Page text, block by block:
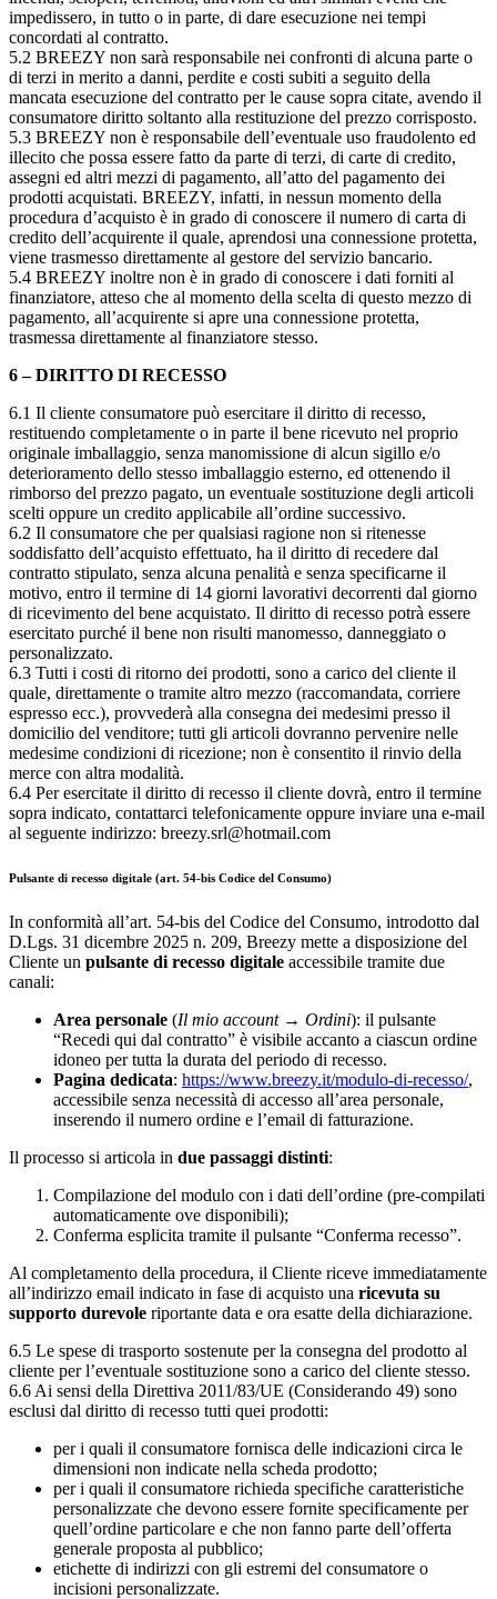
impedissero, in tutto o in parte, di dare esecuzione nei tempi
concordati al contratto.
5.2 BREEZY non sarà responsabile nei confronti di alcuna parte o
di terzi in merito a danni, perdite e costi subiti a seguito della
mancata esecuzione del contratto per le cause sopra citate, avendo il
consumatore diritto soltanto alla restituzione del prezzo corrisposto.
5.3 BREEZY non è responsabile dell’eventuale uso fraudolento ed
illecito che possa essere fatto da parte di terzi, di carte di credito,
assegni ed altri mezzi di pagamento, all’atto del pagamento dei
prodotti acquistati. BREEZY, infatti, in nessun momento della
procedura d’acquisto è in grado di conoscere il numero di carta di
credito dell’acquirente il quale, aprendosi una connessione protetta,
viene trasmesso direttamente al gestore del servizio bancario.
5.4 BREEZY inoltre non è in grado di conoscere i dati forniti al
finanziatore, atteso che al momento della scelta di questo mezzo di
pagamento, all’acquirente si apre una connessione protetta,
trasmessa direttamente al finanziatore stesso.
6 – DIRITTO DI RECESSO
6.1 Il cliente consumatore può esercitare il diritto di recesso,
restituendo completamente o in parte il bene ricevuto nel proprio
originale imballaggio, senza manomissione di alcun sigillo e/o
deterioramento dello stesso imballaggio esterno, ed ottenendo il
rimborso del prezzo pagato, un eventuale sostituzione degli articoli
scelti oppure un credito applicabile all’ordine successivo.
6.2 Il consumatore che per qualsiasi ragione non si ritenesse
soddisfatto dell’acquisto effettuato, ha il diritto di recedere dal
contratto stipulato, senza alcuna penalità e senza specificarne il
motivo, entro il termine di 14 giorni lavorativi decorrenti dal giorno
di ricevimento del bene acquistato. Il diritto di recesso potrà essere
esercitato purché il bene non risulti manomesso, danneggiato o
personalizzato.
6.3 Tutti i costi di ritorno dei prodotti, sono a carico del cliente il
quale, direttamente o tramite altro mezzo (raccomandata, corriere
espresso ecc.), provvederà alla consegna dei medesimi presso il
domicilio del venditore; tutti gli articoli dovranno pervenire nelle
medesime condizioni di ricezione; non è consentito il rinvio della
merce con altra modalità.
6.4 Per esercitate il diritto di recesso il cliente dovrà, entro il termine
sopra indicato, contattarci telefonicamente oppure inviare una e-mail
al seguente indirizzo: breezy.srl@hotmail.com
Pulsante di recesso digitale (art. 54-bis Codice del Consumo)
In conformità all’art. 54-bis del Codice del Consumo, introdotto dal
D.Lgs. 31 dicembre 2025 n. 209, Breezy mette a disposizione del
Cliente un pulsante di recesso digitale accessibile tramite due
canali:
Area personale (Il mio account → Ordini): il pulsante
“Recedi qui dal contratto” è visibile accanto a ciascun ordine
idoneo per tutta la durata del periodo di recesso.
Pagina dedicata: https://www.breezy.it/modulo-di-recesso/,
accessibile senza necessità di accesso all’area personale,
inserendo il numero ordine e l’email di fatturazione.
Il processo si articola in due passaggi distinti:
Compilazione del modulo con i dati dell’ordine (pre-compilati
automaticamente ove disponibili);
Conferma esplicita tramite il pulsante “Conferma recesso”.
Al completamento della procedura, il Cliente riceve immediatamente
all’indirizzo email indicato in fase di acquisto una ricevuta su
supporto durevole riportante data e ora esatte della dichiarazione.
6.5 Le spese di trasporto sostenute per la consegna del prodotto al
cliente per l’eventuale sostituzione sono a carico del cliente stesso.
6.6 Ai sensi della Direttiva 2011/83/UE (Considerando 49) sono
esclusi dal diritto di recesso tutti quei prodotti:
per i quali il consumatore fornisca delle indicazioni circa le
dimensioni non indicate nella scheda prodotto;
per i quali il consumatore richieda specifiche caratteristiche
personalizzate che devono essere fornite specificamente per
quell’ordine particolare e che non fanno parte dell’offerta
generale proposta al pubblico;
etichette di indirizzi con gli estremi del consumatore o
incisioni personalizzate.